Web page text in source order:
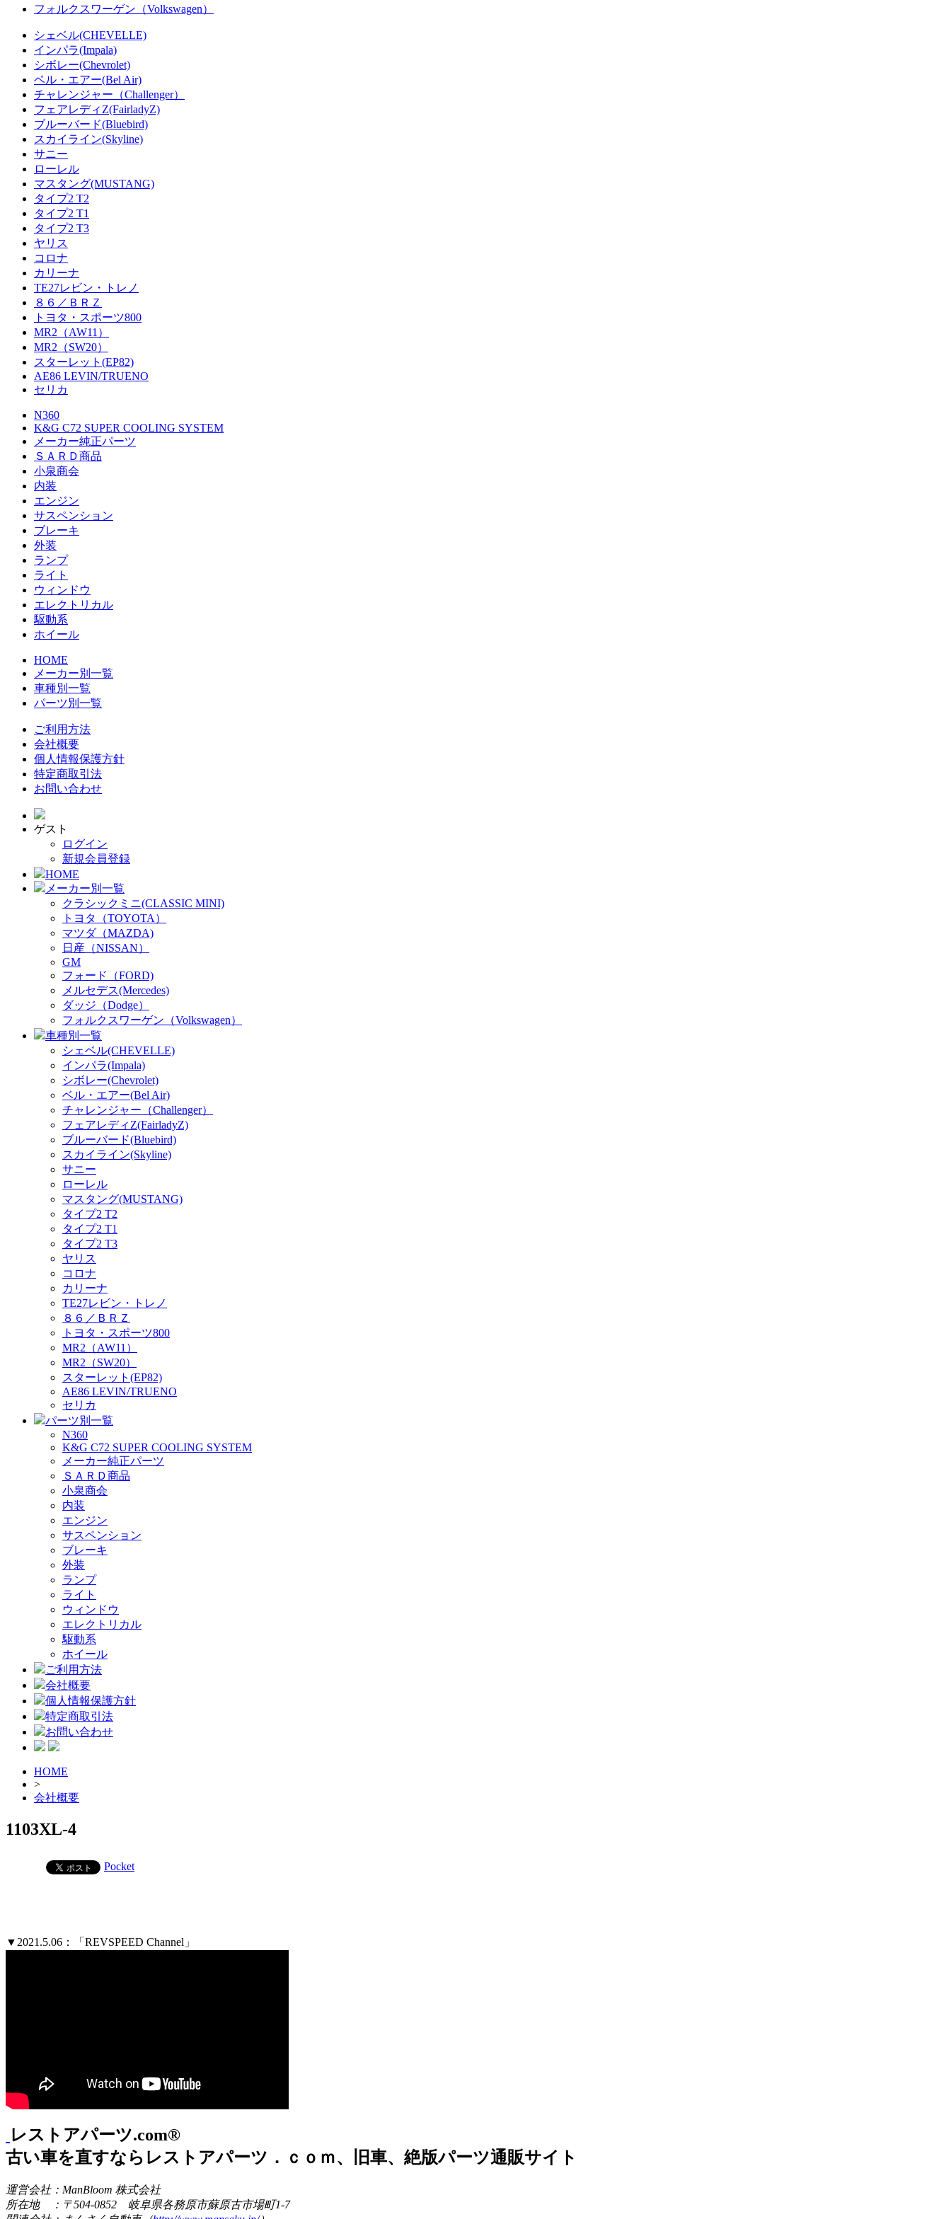
フォルクスワーゲン（Volkswagen）
シェベル(CHEVELLE)
インパラ(Impala)
シボレー(Chevrolet)
ベル・エアー(Bel Air)
チャレンジャー（Challenger）
フェアレディZ(FairladyZ)
ブルーバード(Bluebird)
スカイライン(Skyline)
サニー
ローレル
マスタング(MUSTANG)
タイプ2 T2
タイプ2 T1
タイプ2 T3
ヤリス
コロナ
カリーナ
TE27レビン・トレノ
８６／ＢＲＺ
トヨタ・スポーツ800
MR2（AW11）
MR2（SW20）
スターレット(EP82)
AE86 LEVIN/TRUENO
セリカ
N360
K&G C72 SUPER COOLING SYSTEM
メーカー純正パーツ
ＳＡＲＤ商品
小泉商会
内装
エンジン
サスペンション
ブレーキ
外装
ランプ
ライト
ウィンドウ
エレクトリカル
駆動系
ホイール
HOME
メーカー別一覧
車種別一覧
パーツ別一覧
ご利用方法
会社概要
個人情報保護方針
特定商取引法
お問い合わせ
ゲスト
ログイン
新規会員登録
HOME
メーカー別一覧
クラシックミニ(CLASSIC MINI)
トヨタ（TOYOTA）
マツダ（MAZDA)
日産（NISSAN）
GM
フォード（FORD)
メルセデス(Mercedes)
ダッジ（Dodge）
フォルクスワーゲン（Volkswagen）
車種別一覧
シェベル(CHEVELLE)
インパラ(Impala)
シボレー(Chevrolet)
ベル・エアー(Bel Air)
チャレンジャー（Challenger）
フェアレディZ(FairladyZ)
ブルーバード(Bluebird)
スカイライン(Skyline)
サニー
ローレル
マスタング(MUSTANG)
タイプ2 T2
タイプ2 T1
タイプ2 T3
ヤリス
コロナ
カリーナ
TE27レビン・トレノ
８６／ＢＲＺ
トヨタ・スポーツ800
MR2（AW11）
MR2（SW20）
スターレット(EP82)
AE86 LEVIN/TRUENO
セリカ
パーツ別一覧
N360
K&G C72 SUPER COOLING SYSTEM
メーカー純正パーツ
ＳＡＲＤ商品
小泉商会
内装
エンジン
サスペンション
ブレーキ
外装
ランプ
ライト
ウィンドウ
エレクトリカル
駆動系
ホイール
ご利用方法
会社概要
個人情報保護方針
特定商取引法
お問い合わせ
HOME
>
会社概要
1103XL-4
Pocket
▼2021.5.06：「REVSPEED Channel」
レストアパーツ.com®
古い車を直すならレストアパーツ．ｃｏｍ、旧車、絶版パーツ通販サイト
運営会社：ManBloom 株式会社
所在地 ：〒504-0852 岐阜県各務原市蘇原古市場町1-7